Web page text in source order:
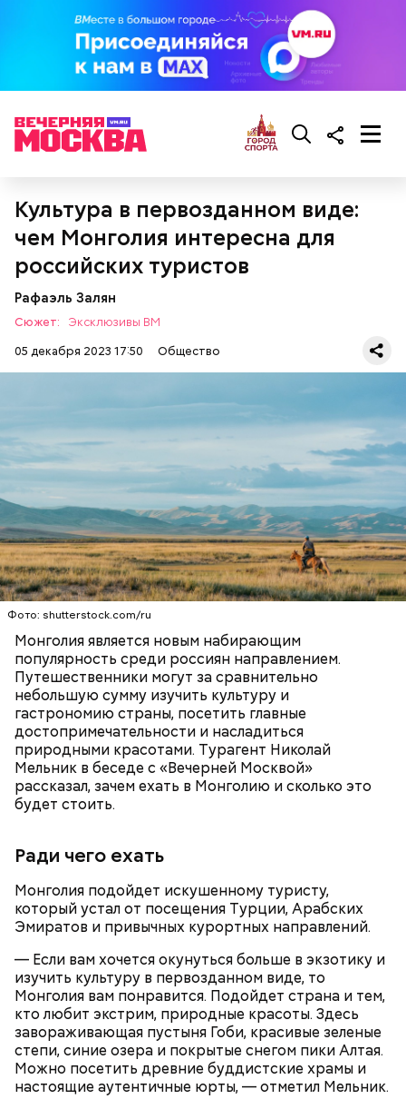
Культура в первозданном виде:
чем Монголия интересна для
российских туристов
Рафаэль Залян
Сюжет:
Эксклюзивы ВМ
05 декабря 2023 17:50
Общество
Фото: shutterstock.com/ru
Монголия является новым набирающим
популярность среди россиян направлением.
Путешественники могут за сравнительно
небольшую сумму изучить культуру и
гастрономию страны, посетить главные
достопримечательности и насладиться
природными красотами. Турагент Николай
Мельник в беседе с «Вечерней Москвой»
рассказал, зачем ехать в Монголию и сколько это
будет стоить.
Ради чего ехать
Монголия подойдет искушенному туристу,
который устал от посещения Турции, Арабских
Эмиратов и привычных курортных направлений.
— Если вам хочется окунуться больше в экзотику и
изучить культуру в первозданном виде, то
Монголия вам понравится. Подойдет страна и тем,
кто любит экстрим, природные красоты. Здесь
завораживающая пустыня Гоби, красивые зеленые
степи, синие озера и покрытые снегом пики Алтая.
Можно посетить древние буддистские храмы и
настоящие аутентичные юрты, — отметил Мельник.
— Там может содержаться огромное количество
нитратов, которое вызовет головокружение,
Также не нужно есть дыню до корки, потому что
именно там скапливаются нитраты. И важно
тщательно ее мыть, чтобы не отравиться, добавила
собеседница «ВМ».
Как выбрать дыню
Фото: Shutterstock